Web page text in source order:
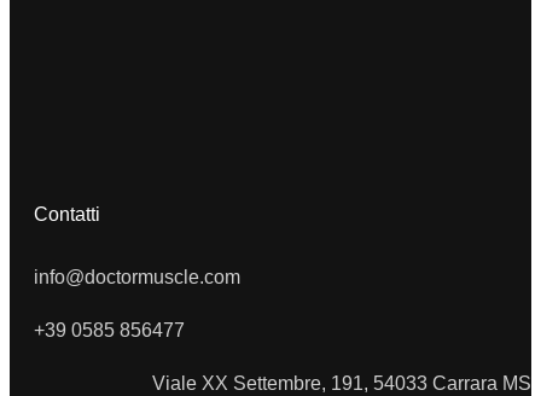
Contatti
info@doctormuscle.com
+39 0585 856477
Viale XX Settembre, 191, 54033 Carrara MS